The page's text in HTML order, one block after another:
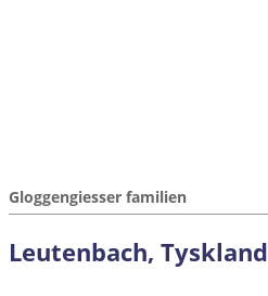
Gloggengiesser familien
Leutenbach, Tyskland